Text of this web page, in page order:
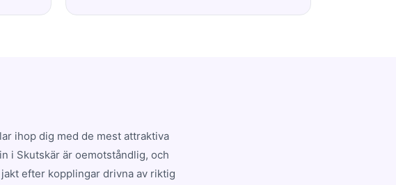
ihop dig med de mest attraktiva
i Skutskär är oemotståndlig, och
efter kopplingar drivna av riktig